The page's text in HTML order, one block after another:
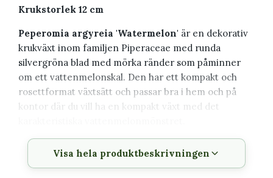
Krukstorlek 12 cm
Peperomia argyreia 'Watermelon' är en dekorativ
krukväxt inom familjen Piperaceae med runda
silvergröna blad med mörka ränder som påminner
om ett vattenmelonskal. Den har ett kompakt och
rosettformat växtsätt och passar bra i hem och på
kontor där du vill ha en kompakt växt med det
Växtbeskrivning
Visa hela produktbeskrivningen